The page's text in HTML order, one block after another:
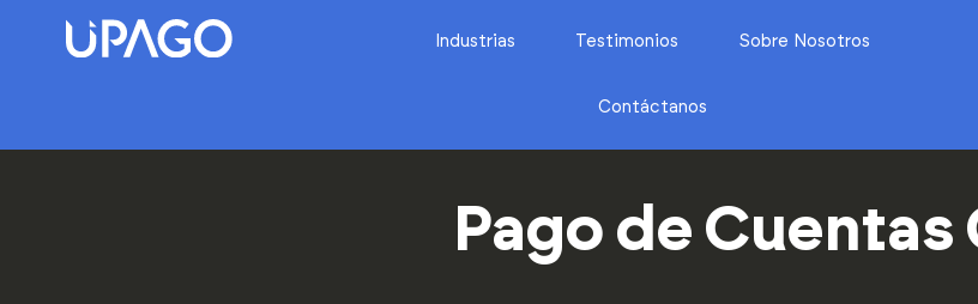
Industrias Testimonios Sobre Nosotros
Contáctanos
Pago de Cuentas